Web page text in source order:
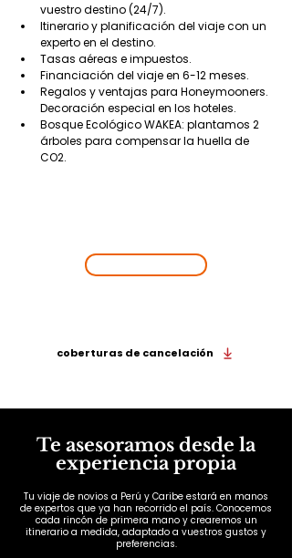
vuestro destino (24/7).
Itinerario y planificación del viaje con un
experto en el destino.
Tasas aéreas e impuestos.
Financiación del viaje en 6-12 meses.
Regalos y ventajas para Honeymooners.
Decoración especial en los hoteles.
Bosque Ecológico WAKEA: plantamos 2
árboles para compensar la huella de
CO2.
coberturas de cancelación
Te asesoramos desde la
experiencia propia
Tu viaje de novios a Perú y Caribe estará en manos
de expertos que ya han recorrido el país. Conocemos
cada rincón de primera mano y crearemos un
itinerario a medida, adaptado a vuestros gustos y
preferencias.